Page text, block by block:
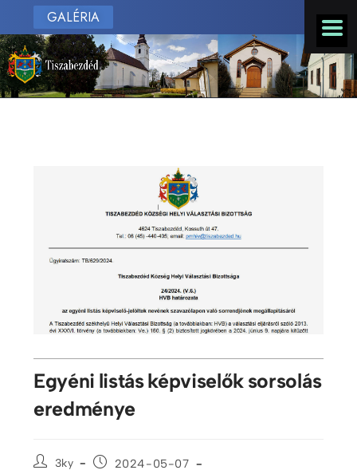
GALÉRIA
Egyéni listás képviselők sorsolás
eredménye
3ky 2024-05-07